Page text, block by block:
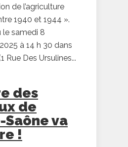
de l’agriculture
1940 et 1944 ».
le samedi 8
à 14 h 30 dans
Rue Des Ursulines...
des
de
Saône va
!